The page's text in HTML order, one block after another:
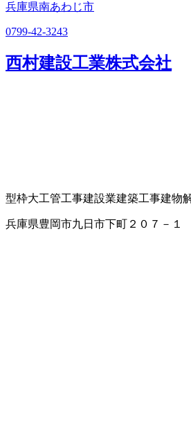
兵庫県南あわじ市
0799-42-3243
西村建設工業株式会社
型枠大工管工事建設業建築工事建物
兵庫県豊岡市九日市下町２０７－１